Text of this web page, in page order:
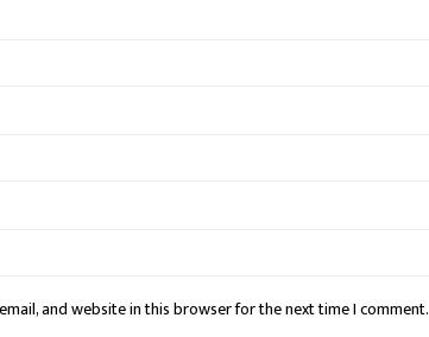
and website in this browser for the next time I comment.